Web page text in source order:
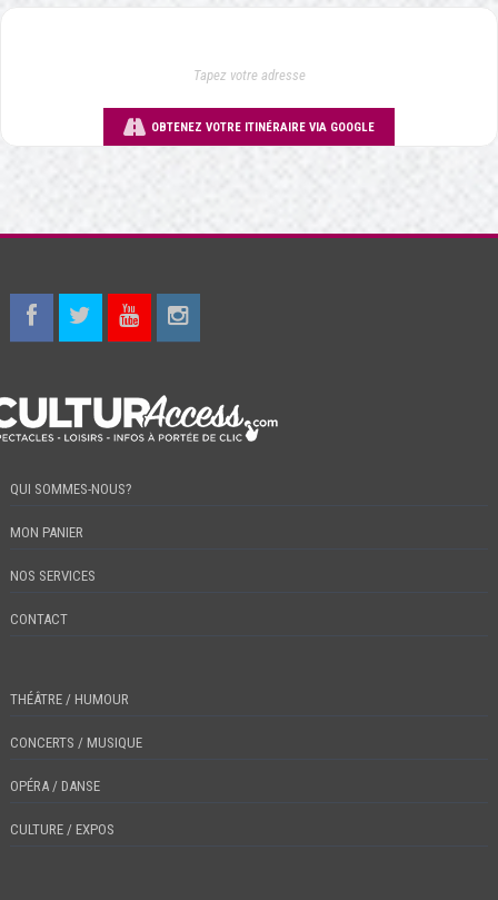
OBTENEZ VOTRE ITINÉRAIRE VIA GOOGLE
QUI SOMMES-NOUS?
MON PANIER
NOS SERVICES
CONTACT
THÉÂTRE / HUMOUR
CONCERTS / MUSIQUE
OPÉRA / DANSE
CULTURE / EXPOS